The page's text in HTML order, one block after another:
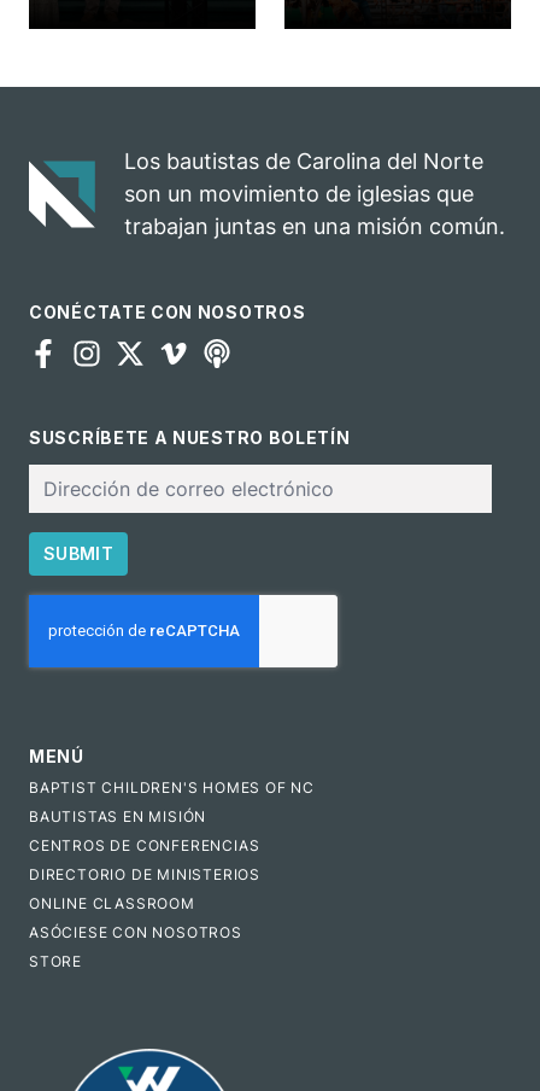
celebra el
rodeo anual en
para el
ministerio
Los bautistas de Carolina del Norte
son un movimiento de iglesias que
trabajan juntas en una misión común.
CONÉCTATE CON NOSOTROS
SUSCRÍBETE A NUESTRO BOLETÍN
electrónico
SUBMIT
MENÚ
BAPTIST CHILDREN'S HOMES OF NC
BAUTISTAS EN MISIÓN
CENTROS DE CONFERENCIAS
DIRECTORIO DE MINISTERIOS
ONLINE CLASSROOM
ASÓCIESE CON NOSOTROS
STORE